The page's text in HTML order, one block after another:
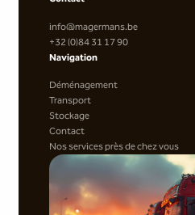
info@magermans.be
+32 (0)84 31 17 90
Navigation
Déménagement
Transport
Stockage
Contact
Nos services près de chez vous